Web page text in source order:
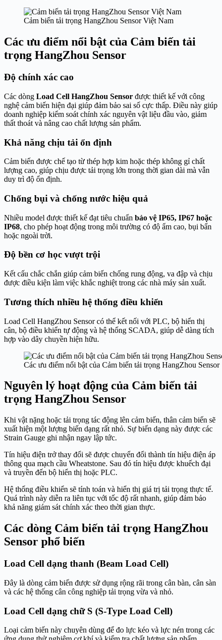
Cảm biến tải trọng HangZhou Sensor Việt Nam
Các ưu điểm nổi bật của Cảm biến tải
trọng HangZhou Sensor
Độ chính xác cao
Các dòng Load Cell HangZhou Sensor được thiết kế với công
nghệ cảm biến hiện đại giúp đảm bảo sai số cực thấp. Điều này giúp
doanh nghiệp kiểm soát chính xác nguyên vật liệu đầu vào, giảm
thất thoát và nâng cao chất lượng sản phẩm.
Khả năng chịu tải ổn định
Cảm biến được chế tạo từ thép hợp kim hoặc thép không gỉ chất
lượng cao, giúp chịu được tải trọng lớn trong thời gian dài mà vẫn
duy trì độ ổn định.
Chống bụi và chống nước hiệu quả
Nhiều model được thiết kế đạt tiêu chuẩn bảo vệ IP65, IP67 hoặc
IP68, cho phép hoạt động trong môi trường có độ ẩm cao, bụi bẩn
hoặc ngoài trời.
Độ bền cơ học vượt trội
Kết cấu chắc chắn giúp cảm biến chống rung động, va đập và chịu
được điều kiện làm việc khắc nghiệt trong các nhà máy sản xuất.
Tương thích nhiều hệ thống điều khiển
Load Cell HangZhou Sensor có thể kết nối với PLC, bộ hiển thị
cân, bộ điều khiển tự động và hệ thống SCADA, giúp dễ dàng tích
hợp vào dây chuyền hiện hữu.
Các ưu điểm nổi bật của Cảm biến tải trọng HangZhou Sensor
Nguyên lý hoạt động của Cảm biến tải
trọng HangZhou Sensor
Khi vật nặng hoặc tải trọng tác động lên cảm biến, thân cảm biến sẽ
xuất hiện một lượng biến dạng rất nhỏ. Sự biến dạng này được các
Strain Gauge ghi nhận ngay lập tức.
Tín hiệu điện trở thay đổi sẽ được chuyển đổi thành tín hiệu điện áp
thông qua mạch cầu Wheatstone. Sau đó tín hiệu được khuếch đại
và truyền đến bộ hiển thị hoặc PLC.
Hệ thống điều khiển sẽ tính toán và hiển thị giá trị tải trọng thực tế.
Quá trình này diễn ra liên tục với tốc độ rất nhanh, giúp đảm bảo
khả năng giám sát chính xác theo thời gian thực.
Các dòng Cảm biến tải trọng HangZhou
Sensor phổ biến
Load Cell dạng thanh (Beam Load Cell)
Đây là dòng cảm biến được sử dụng rộng rãi trong cân bàn, cân sàn
và các hệ thống cân công nghiệp tải trọng vừa và nhỏ.
Load Cell dạng chữ S (S-Type Load Cell)
Loại cảm biến này chuyên dùng để đo lực kéo và lực nén trong các